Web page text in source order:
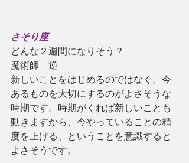
さそり座
どんな２週間になりそう？
魔術師　逆
新しいことをはじめるのではなく、今
あるものを大切にするのがよさそうな
時期です。時期がくれば新しいことも
動きますから、今やっていることの精
度を上げる、ということを意識すると
よさそうです。